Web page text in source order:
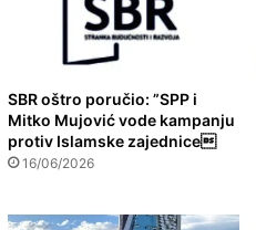
SBR oštro poručio: ”SPP i
Mitko Mujović vode kampanju
protiv Islamske zajednice
16/06/2026